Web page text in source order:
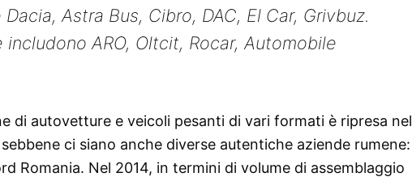
Astra Bus, Cibro, DAC, El Car, Grivbuz.
ARO, Oltcit, Rocar, Automobile
di autovetture e veicoli pesanti di vari formati è ripresa nel
ci siano anche diverse autentiche aziende rumene:
Romania. Nel 2014, in termini di volume di assemblaggio